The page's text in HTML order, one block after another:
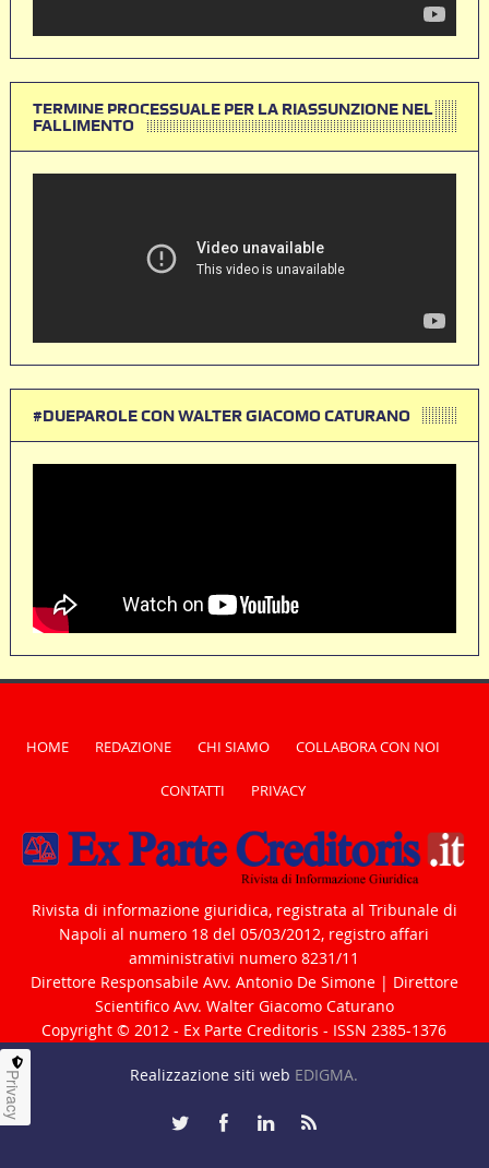
TERMINE PROCESSUALE PER LA RIASSUNZIONE NEL
FALLIMENTO
#DUEPAROLE CON WALTER GIACOMO CATURANO
HOME REDAZIONE CHI SIAMO COLLABORA CON NOI
CONTATTI PRIVACY
Rivista di informazione giuridica, registrata al Tribunale di
Napoli al numero 18 del 05/03/2012, registro affari
amministrativi numero 8231/11
Direttore Responsabile Avv. Antonio De Simone | Direttore
Scientifico Avv. Walter Giacomo Caturano
Copyright © 2012 - Ex Parte Creditoris - ISSN 2385-1376
Realizzazione siti web EDIGMA.
Privacy